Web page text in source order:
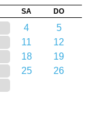
SA DO
4
5
11
12
18
19
25
26